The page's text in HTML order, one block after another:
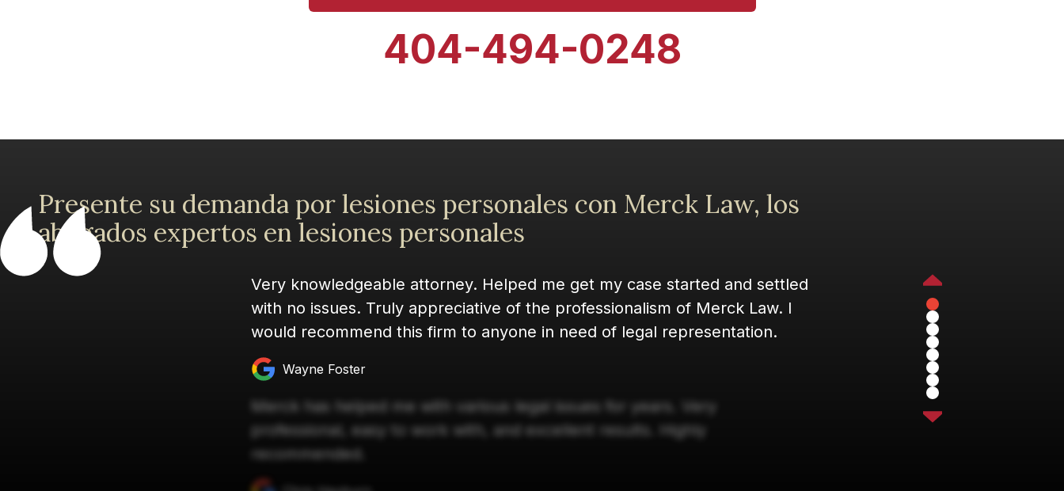
404-494-0248
Presente su demanda por lesiones personales con Merck Law, los
abogados expertos en lesiones personales
Very knowledgeable attorney. Helped me get my case started and settled
with no issues. Truly appreciative of the professionalism of Merck Law. I
would recommend this firm to anyone in need of legal representation.
Wayne Foster
Merck has helped me with various legal issues for years. Very
professional, easy to work with, and excellent results. Highly
recommended.
1
2
3
4
5
6
7
8